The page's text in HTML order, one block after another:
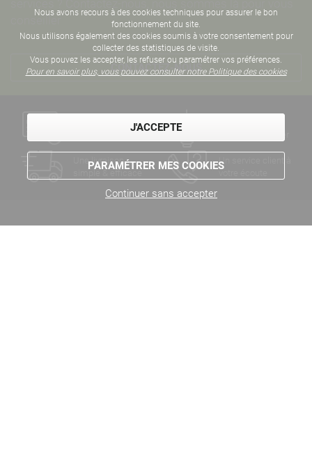
CONTACTEZ-NOUS
Une livraison
simple & efficace
Un service client à
votre écoute
Nous avons recours à des cookies techniques pour assurer le bon
fonctionnement du site.
Nous utilisons également des cookies soumis à votre consentement pour
collecter des statistiques de visite.
Vous pouvez les accepter, les refuser ou paramétrer vos préférences.
Pour en savoir plus, vous pouvez consulter notre Politique des cookies
J'ACCEPTE
PARAMÉTRER MES COOKIES
Continuer sans accepter